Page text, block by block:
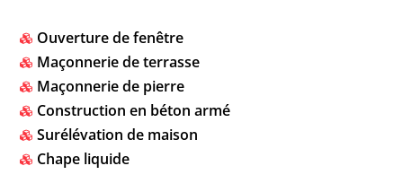
 Ouverture de fenêtre
 Maçonnerie de terrasse
 Maçonnerie de pierre
 Construction en béton armé
 Surélévation de maison
 Chape liquide